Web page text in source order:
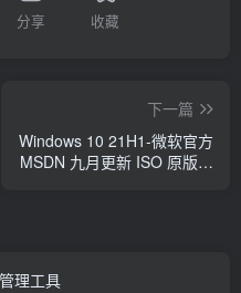
分享 收藏
下一篇
Windows 10 21H1-微软官方
MSDN 九月更新 ISO 原版镜
理工具